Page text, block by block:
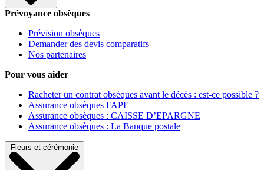
Prévoyance obsèques
Prévision obsèques
Demander des devis comparatifs
Nos partenaires
Pour vous aider
Racheter un contrat obsèques avant le décès : est-ce possible ?
Assurance obsèques FAPE
Assurance obsèques : CAISSE D’EPARGNE
Assurance obsèques : La Banque postale
Fleurs et cérémonie